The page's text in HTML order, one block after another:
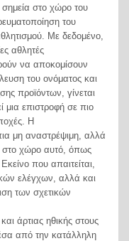
στο χώρο του
του
Με δεδομένο,
αθλητές
να αποκομίσουν
του ονόματος και
προϊόντων, γίνεται
μια επιστροφή σε πιο
Η
μη αναστρέψιμη, αλλά
στο χώρο αυτό, όπως
που απαιτείται,
ελέγχων, αλλά και
των σχετικών
άρτιας ηθικής στους
από την κατάλληλη